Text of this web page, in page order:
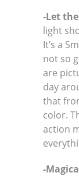
-Let
light
It’s a
not so
are
day
that
color.
action
-